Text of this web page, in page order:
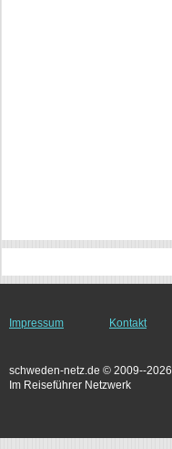
Impressum Kontakt
schweden-netz.de © 2009--2026
Im Reiseführer Netzwerk